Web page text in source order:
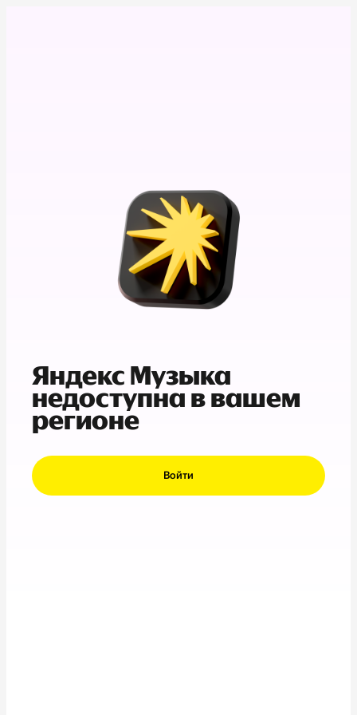
Яндекс Музыка
недоступна в вашем
регионе
Войти